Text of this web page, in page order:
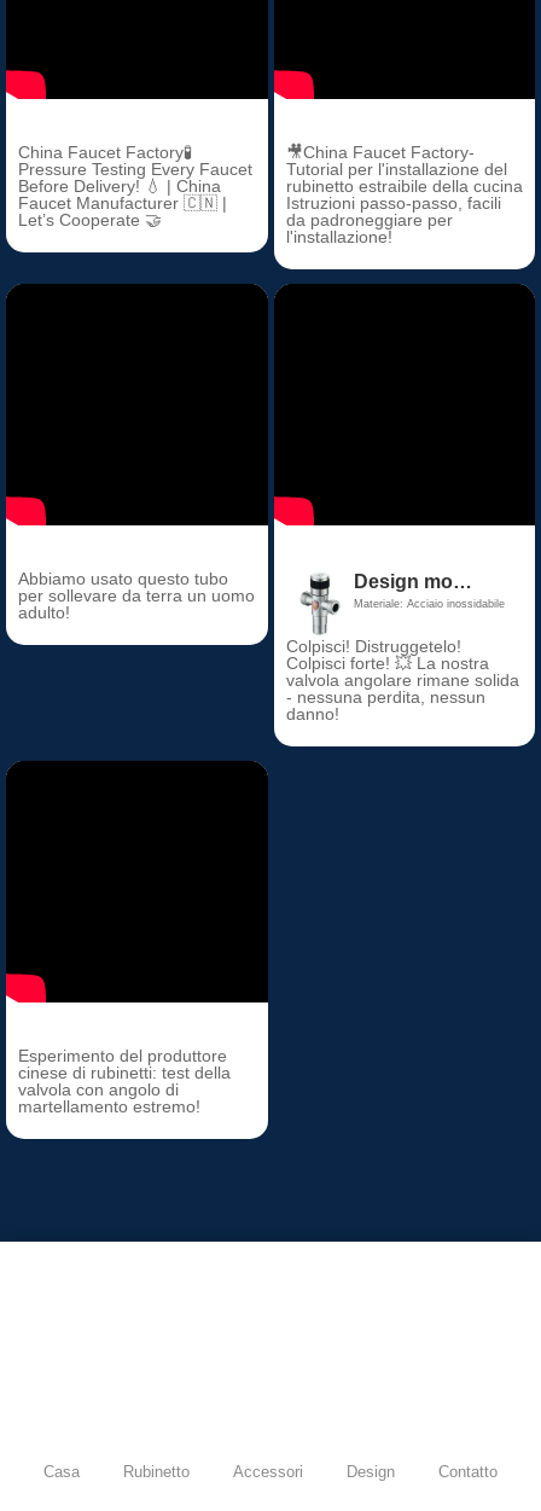
China Faucet Factory🧪
Pressure Testing Every Faucet
Before Delivery! 💧 | China
Faucet Manufacturer 🇨🇳 |
Let’s Cooperate 🤝
🎥China Faucet Factory-
Tutorial per l'installazione del
rubinetto estraibile della cucina
Istruzioni passo-passo, facili
da padroneggiare per
l'installazione!
Abbiamo usato questo tubo
per sollevare da terra un uomo
adulto!
Design moderno 1 pollice SUS 304 rubinetto valvola angolare in acciaio inox durevole a 2 vie per cucina bagno WC 1/2" in acciaio inox
Materiale: Acciaio inossidabile
Colpisci! Distruggetelo!
Colpisci forte! 💥 La nostra
valvola angolare rimane solida
- nessuna perdita, nessun
danno!
Esperimento del produttore
cinese di rubinetti: test della
valvola con angolo di
martellamento estremo!
Casa Rubinetto Accessori Design Contatto